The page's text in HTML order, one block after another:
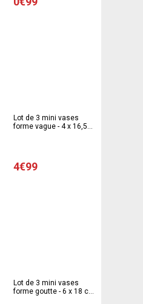
Lot de 3 mini vases
forme vague - 4 x 16,5
4€99
Lot de 3 mini vases
forme goutte - 6 x 18 cm